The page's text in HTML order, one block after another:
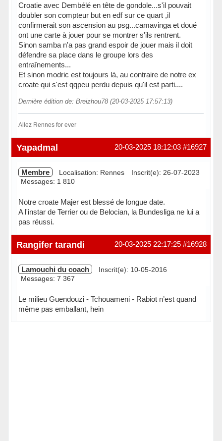
Croatie avec Dembélé en tête de gondole...s'il pouvait
doubler son compteur but en edf sur ce quart ,il
confirmerait son ascension au psg...camavinga et doué
ont une carte à jouer pour se montrer s'ils rentrent.
Sinon samba n'a pas grand espoir de jouer mais il doit
défendre sa place dans le groupe lors des
entraînements...
Et sinon modric est toujours là, au contraire de notre ex
croate qui s'est qqpeu perdu depuis qu'il est parti....
Dernière édition de: Breizhou78 (20-03-2025 17:57:13)
Allez Rennes for ever
Hors ligne #16927
20-03-2025 18:12:03
Yapadmal
Membre Localisation: Rennes
Inscrit(e): 26-07-2023
Messages: 1 810
Notre croate Majer est blessé de longue date.
A l'instar de Terrier ou de Belocian, la Bundesliga ne lui a
pas réussi.
Hors ligne #16928
20-03-2025 22:17:25
Rangifer tarandi
Lamouchi du coach
Inscrit(e): 10-05-2016
Messages: 7 367
Le milieu Guendouzi - Tchouameni - Rabiot n’est quand
même pas emballant, hein